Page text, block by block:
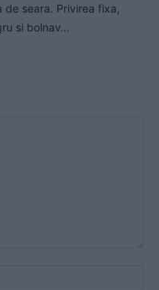
seara. Privirea fixa,
si bolnav…